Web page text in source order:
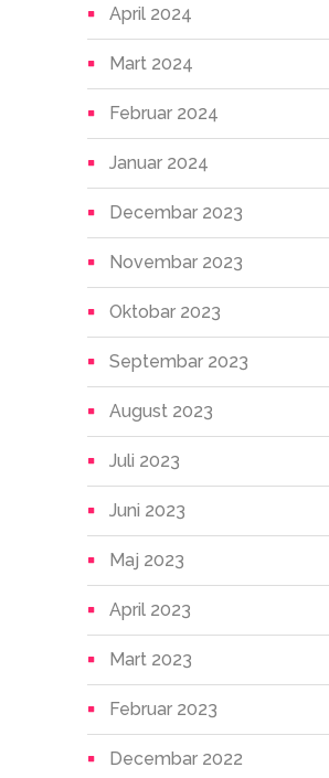
April 2024
Mart 2024
Februar 2024
Januar 2024
Decembar 2023
Novembar 2023
Oktobar 2023
Septembar 2023
August 2023
Juli 2023
Juni 2023
Maj 2023
April 2023
Mart 2023
Februar 2023
Decembar 2022